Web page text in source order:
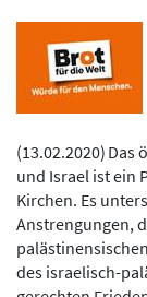
(13.02.2020) Das
und Israel ist ein
Kirchen. Es
Anstrengungen,
des israelisch-